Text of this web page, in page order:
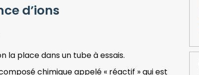
d’ions
la place dans un tube à essais.
chimique appelé « réactif » qui est